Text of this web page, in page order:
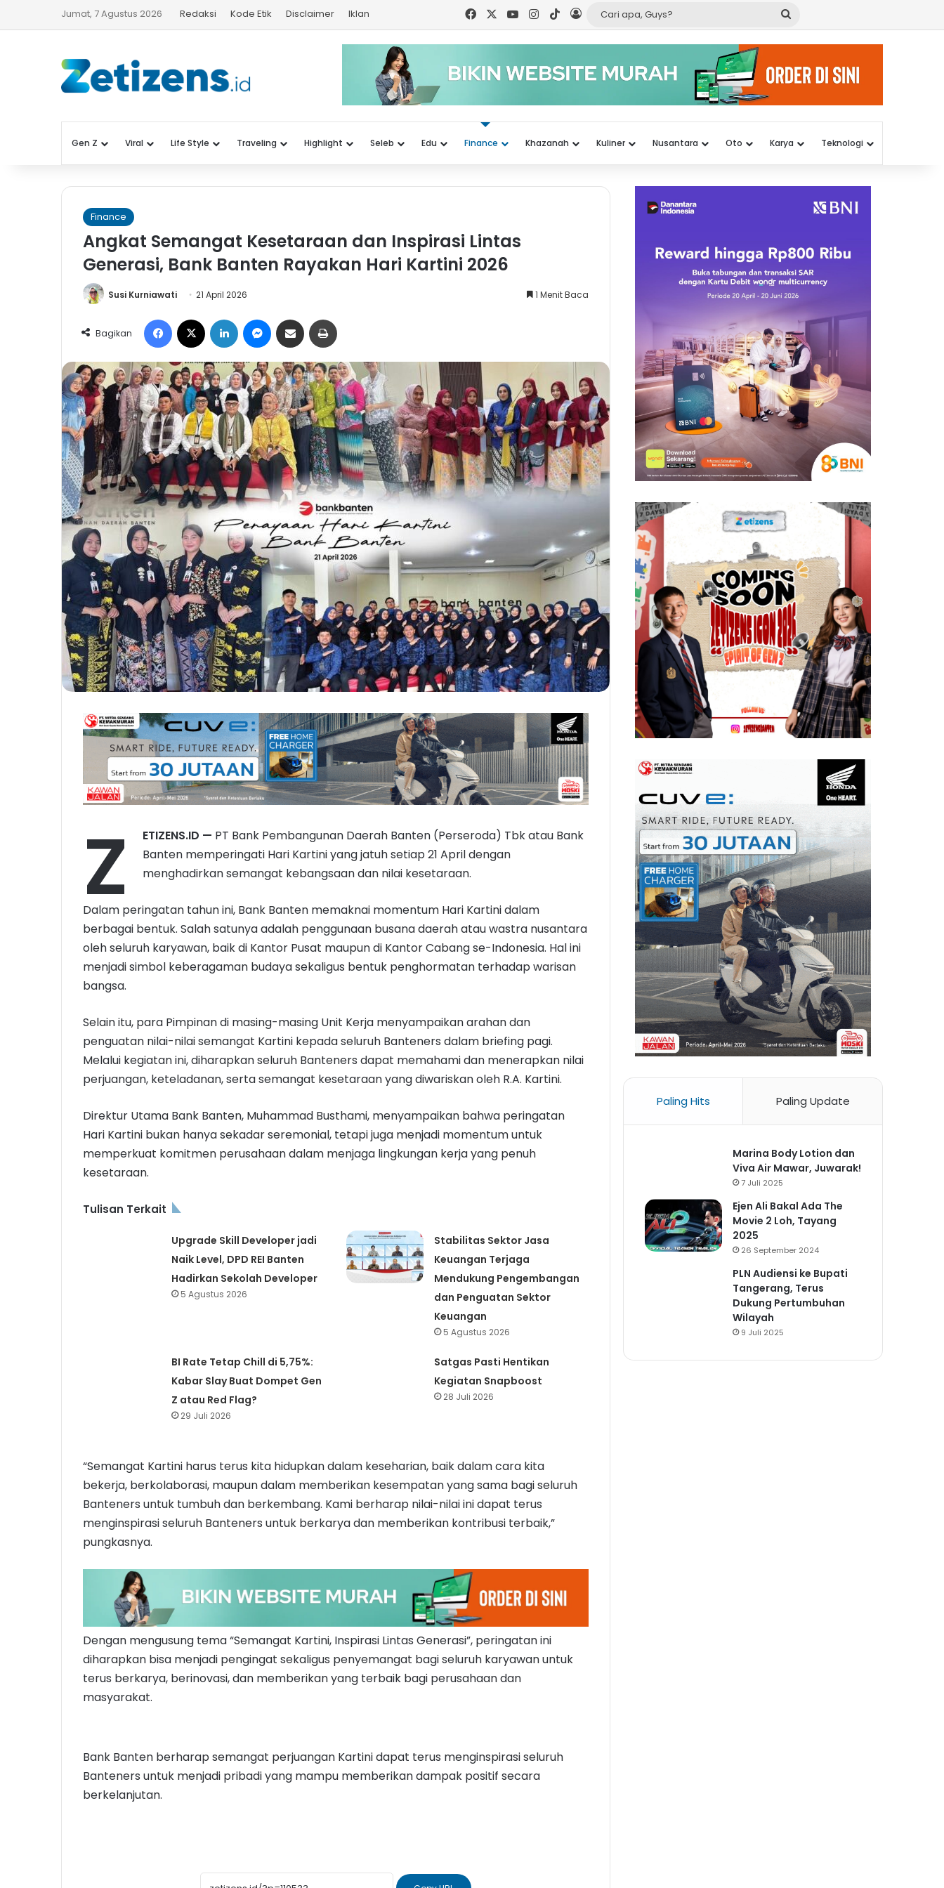
Jumat, 7 Agustus 2026 Redaksi Kode Etik Disclaimer Iklan FacebookYouTubeInstagram
TikTokLog In
Cari
Guys?
Gen Z Viral Life Style Traveling Highlight Seleb Edu Finance Khazanah Kuliner Nusantara Oto Karya Teknologi
Finance
Angkat Semangat Kesetaraan dan Inspirasi Lintas
Generasi, Bank Banten Rayakan Hari Kartini 2026
Susi Kurniawati 21 April 2026 1 Menit Baca
Bagikan
Facebook LinkedIn Messenger
Share via Email
Z ETIZENS.ID — PT Bank Pembangunan Daerah Banten (Perseroda) Tbk atau Bank
Banten memperingati Hari Kartini yang jatuh setiap 21 April dengan
menghadirkan semangat kebangsaan dan nilai kesetaraan.
Dalam peringatan tahun ini, Bank Banten memaknai momentum Hari Kartini dalam
berbagai bentuk. Salah satunya adalah penggunaan busana daerah atau wastra nusantara
oleh seluruh karyawan, baik di Kantor Pusat maupun di Kantor Cabang se-Indonesia. Hal ini
menjadi simbol keberagaman budaya sekaligus bentuk penghormatan terhadap warisan
bangsa.
Selain itu, para Pimpinan di masing-masing Unit Kerja menyampaikan arahan dan
penguatan nilai-nilai semangat Kartini kepada seluruh Banteners dalam briefing pagi.
Melalui kegiatan ini, diharapkan seluruh Banteners dapat memahami dan menerapkan nilai
perjuangan, keteladanan, serta semangat kesetaraan yang diwariskan oleh R.A. Kartini.
Direktur Utama Bank Banten, Muhammad Busthami, menyampaikan bahwa peringatan
Hari Kartini bukan hanya sekadar seremonial, tetapi juga menjadi momentum untuk
memperkuat komitmen perusahaan dalam menjaga lingkungan kerja yang penuh
kesetaraan.
Tulisan Terkait
Upgrade Skill Developer jadi
Naik Level, DPD REI Banten
Hadirkan Sekolah Developer
5 Agustus 2026
Stabilitas Sektor Jasa
Keuangan Terjaga
Mendukung Pengembangan
dan Penguatan Sektor
Keuangan
5 Agustus 2026
BI Rate Tetap Chill di 5,75%:
Kabar Slay Buat Dompet Gen
Z atau Red Flag?
29 Juli 2026
Satgas Pasti Hentikan
Kegiatan Snapboost
28 Juli 2026
“Semangat Kartini harus terus kita hidupkan dalam keseharian, baik dalam cara kita
bekerja, berkolaborasi, maupun dalam memberikan kesempatan yang sama bagi seluruh
Banteners untuk tumbuh dan berkembang. Kami berharap nilai-nilai ini dapat terus
menginspirasi seluruh Banteners untuk berkarya dan memberikan kontribusi terbaik,”
pungkasnya.
Dengan mengusung tema “Semangat Kartini, Inspirasi Lintas Generasi”, peringatan ini
diharapkan bisa menjadi pengingat sekaligus penyemangat bagi seluruh karyawan untuk
terus berkarya, berinovasi, dan memberikan yang terbaik bagi perusahaan dan
masyarakat.
Bank Banten berharap semangat perjuangan Kartini dapat terus menginspirasi seluruh
Banteners untuk menjadi pribadi yang mampu memberikan dampak positif secara
berkelanjutan.
Paling Hits Paling Update
Marina Body Lotion dan
Viva Air Mawar, Juwarak!
7 Juli 2025
Ejen Ali Bakal Ada The
Movie 2 Loh, Tayang
2025
26 September 2024
PLN Audiensi ke Bupati
Tangerang, Terus
Dukung Pertumbuhan
Wilayah
9 Juli 2025